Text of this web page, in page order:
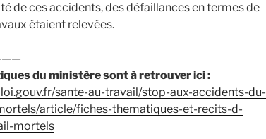
de ces accidents, des défaillances en termes de
étaient relevées.
du ministère sont à retrouver ici :
sante-au-travail/stop-aux-accidents-du-
article/fiches-thematiques-et-recits-d-
mortels